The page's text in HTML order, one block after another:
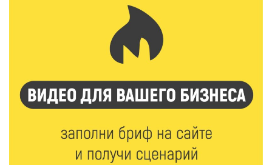
150
«Сказки леса» в Кимрах: новая выставка
раскрывает красоту заповедных уголков России
7 Авг 2026 10:02 118
День физкультурника в Тверской области: где и
какие спортивные события пройдут в выходные
7 Авг 2026 09:32 203